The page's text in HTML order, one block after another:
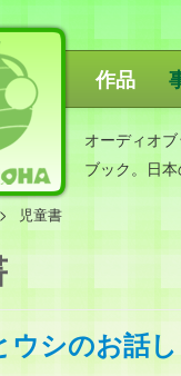
ことのは
作品
オーディオ
ブック。日
児童書
ウシのお話